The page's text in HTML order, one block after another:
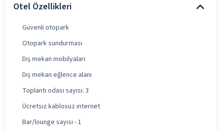
Otel Özellikleri
Güvenli otopark
Otopark sundurması
Dış mekan mobilyaları
Dış mekan eğlence alanı
Toplantı odası sayısı: 3
Ücretsiz kablosuz internet
Bar/lounge sayısı - 1